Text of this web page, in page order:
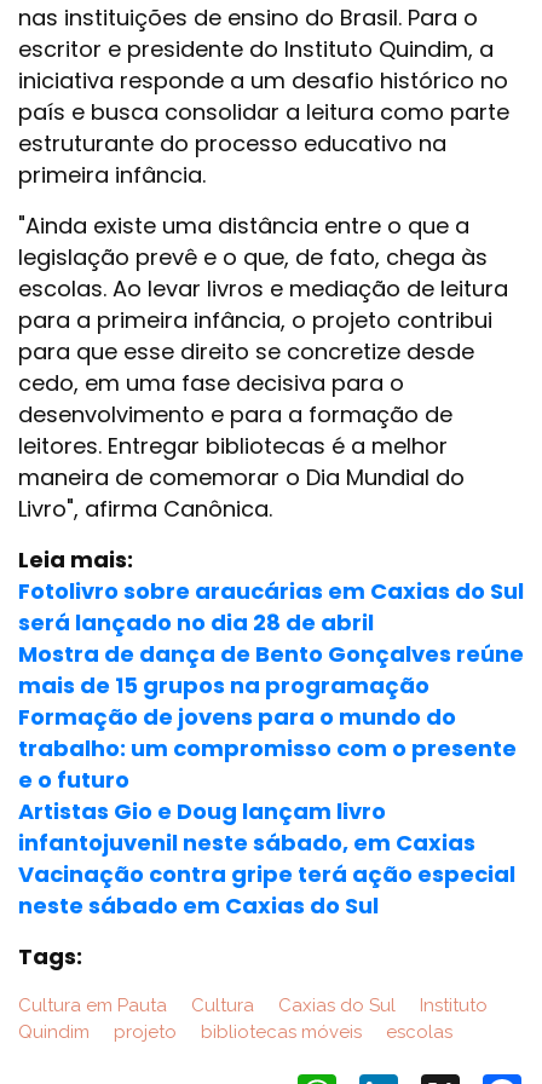
nas instituições de ensino do Brasil. Para o
escritor e presidente do Instituto Quindim, a
iniciativa responde a um desafio histórico no
país e busca consolidar a leitura como parte
estruturante do processo educativo na
primeira infância.
"Ainda existe uma distância entre o que a
legislação prevê e o que, de fato, chega às
escolas. Ao levar livros e mediação de leitura
para a primeira infância, o projeto contribui
para que esse direito se concretize desde
cedo, em uma fase decisiva para o
desenvolvimento e para a formação de
leitores. Entregar bibliotecas é a melhor
maneira de comemorar o Dia Mundial do
Livro", afirma Canônica.
Leia mais:
Fotolivro sobre araucárias em Caxias do Sul
será lançado no dia 28 de abril
Mostra de dança de Bento Gonçalves reúne
mais de 15 grupos na programação
Formação de jovens para o mundo do
trabalho: um compromisso com o presente
e o futuro
Artistas Gio e Doug lançam livro
infantojuvenil neste sábado, em Caxias
Vacinação contra gripe terá ação especial
neste sábado em Caxias do Sul
Tags:
Cultura em Pauta Cultura Caxias do Sul
Instituto
Quindim
projeto bibliotecas móveis escolas